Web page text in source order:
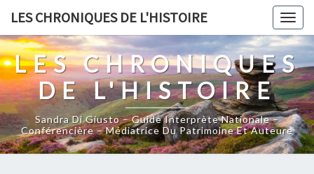
content
LES CHRONIQUES DE L'HISTOIRE
LES CHRONIQUES
DE L'HISTOIRE
Sandra Di Giusto – Guide Interprète Nationale –
Conférencière – Médiatrice Du Patrimoine Et Auteure